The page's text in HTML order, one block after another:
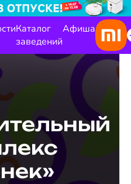
Каталог
заведений
Афиша